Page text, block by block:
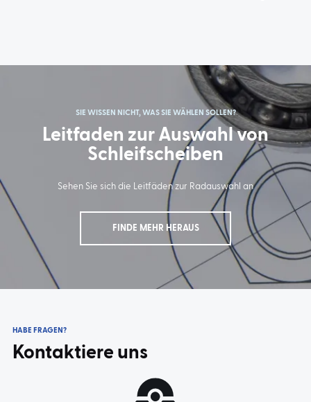
SIE WISSEN NICHT, WAS SIE WÄHLEN SOLLEN?
Leitfaden zur Auswahl von
Schleifscheiben
Sehen Sie sich die Leitfäden zur Radauswahl an
FINDE MEHR HERAUS
HABE FRAGEN?
Kontaktiere uns